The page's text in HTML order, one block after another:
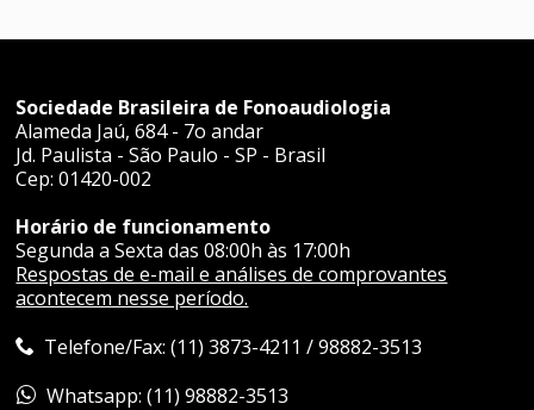
Sociedade Brasileira de Fonoaudiologia
Alameda Jaú, 684 - 7o andar
Jd. Paulista - São Paulo - SP - Brasil
Cep: 01420-002
Horário de funcionamento
Segunda a Sexta das 08:00h às 17:00h
Respostas de e-mail e análises de comprovantes
acontecem nesse período.
Telefone/Fax: (11) 3873-4211 / 98882-3513
Whatsapp: (11) 98882-3513